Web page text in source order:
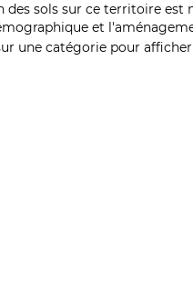
des sols sur ce territoire est
et
une catégorie pour